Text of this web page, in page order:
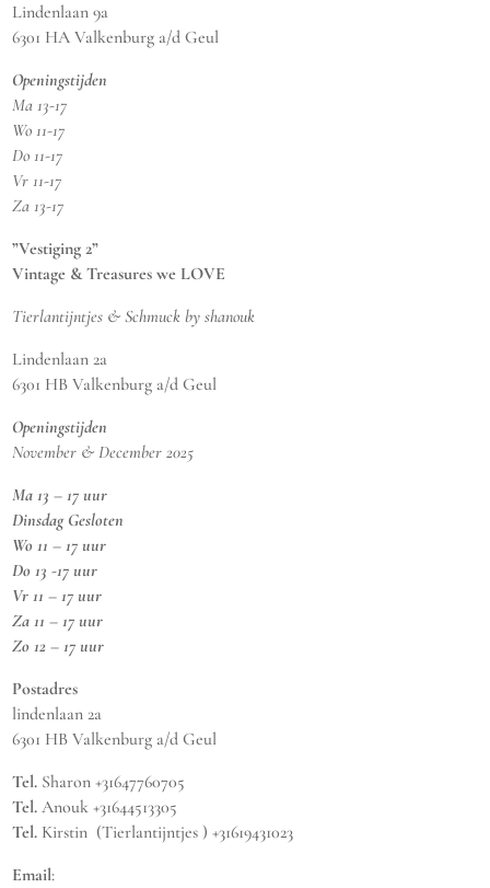
Lindenlaan 9a
6301 HA Valkenburg a/d Geul
Openingstijden
Ma 13-17
Wo 11-17
Do 11-17
Vr 11-17
Za 13-17
”Vestiging 2”
Vintage & Treasures we LOVE
Tierlantijntjes & Schmuck by shanouk
Lindenlaan 2a
6301 HB Valkenburg a/d Geul
Openingstijden
November & December 2025
Ma 13 – 17 uur
Dinsdag Gesloten
Wo 11 – 17 uur
Do 13 -17 uur
Vr 11 – 17 uur
Za 11 – 17 uur
Zo 12 – 17 uur
Postadres
lindenlaan 2a
6301 HB Valkenburg a/d Geul
Tel. Sharon +31647760705
Tel. Anouk +31644513305
Tel. Kirstin (Tierlantijntjes ) +31619431023
Email: